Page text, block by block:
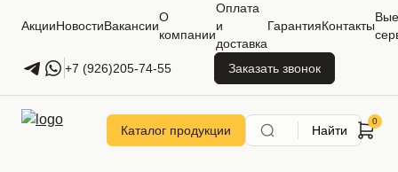
АкцииНовостиВакансии
О
компании
Оплата
и
доставка
ГарантияКонтакты
+7 (926)205-74-55 Заказать звонок
Каталог продукции Найти